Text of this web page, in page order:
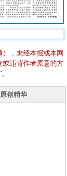
，未经本报或本网
或违背作者原意的方